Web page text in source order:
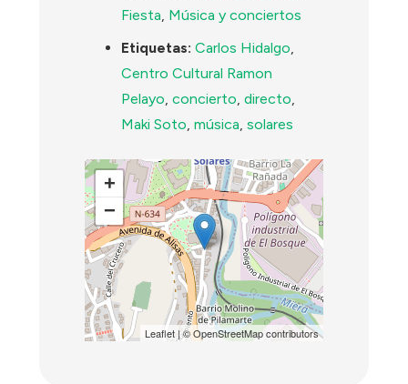
Fiesta, Música y conciertos
Etiquetas: Carlos Hidalgo,
Centro Cultural Ramon
Pelayo,concierto,directo,
Maki Soto,música,solares
+
−
Leaflet| ©OpenStreetMapcontributors